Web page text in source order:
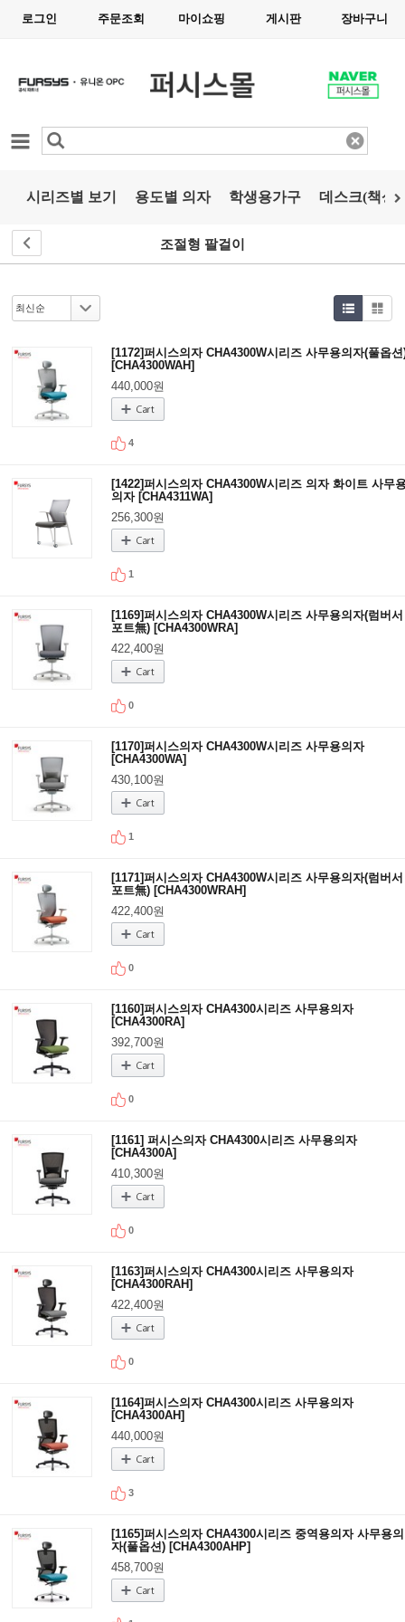
로그인 주문조회 마이쇼핑 게시판 장바구니
카테고리
시리즈별 보기 용도별 의자 학생용가구 데스크(책상)
조절형 팔걸이
[1172]퍼시스의자 CHA4300W시리즈 사무용의자(풀옵션
[CHA4300WAH]
440,000원
4
[1422]퍼시스의자 CHA4300W시리즈 의자 화이트 사무
의자 [CHA4311WA]
256,300원
1
[1169]퍼시스의자 CHA4300W시리즈 사무용의자(럼버서
포트無) [CHA4300WRA]
422,400원
0
[1170]퍼시스의자 CHA4300W시리즈 사무용의자
[CHA4300WA]
430,100원
1
[1171]퍼시스의자 CHA4300W시리즈 사무용의자(럼버서
포트無) [CHA4300WRAH]
422,400원
0
[1160]퍼시스의자 CHA4300시리즈 사무용의자
[CHA4300RA]
392,700원
0
[1161] 퍼시스의자 CHA4300시리즈 사무용의자
[CHA4300A]
410,300원
0
[1163]퍼시스의자 CHA4300시리즈 사무용의자
[CHA4300RAH]
422,400원
0
[1164]퍼시스의자 CHA4300시리즈 사무용의자
[CHA4300AH]
440,000원
3
[1165]퍼시스의자 CHA4300시리즈 중역용의자 사무용의
자(풀옵션) [CHA4300AHP]
458,700원